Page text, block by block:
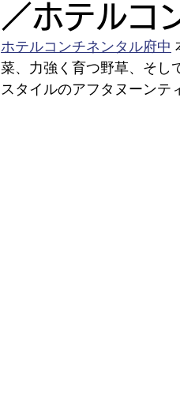
／ホテルコ
ホテルコンチネンタル府中
菜、力強く育つ野草、そし
スタイルのアフタヌーンテ